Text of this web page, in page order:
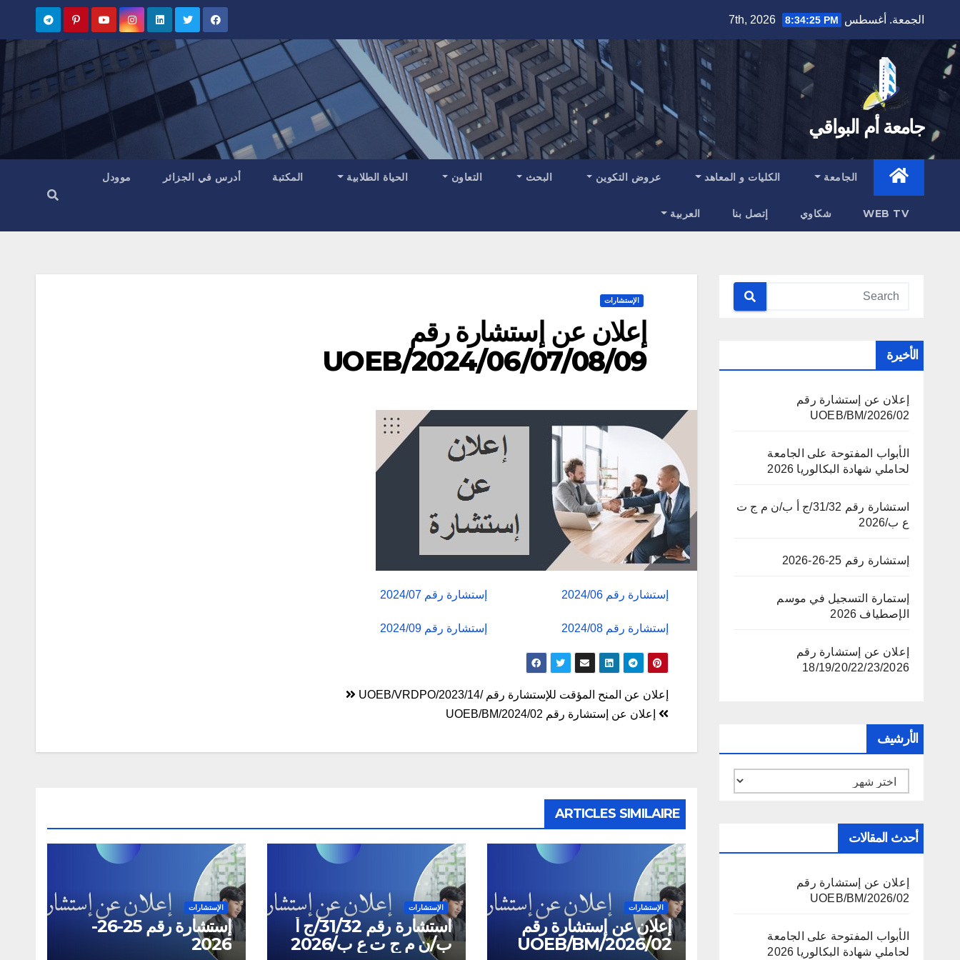
content
الجمعة. أغسطس 7th, 2026 8:34:26 PM
جامعة أم البواقي
الجامعة الكليات و المعاهد عروض التكوين البحث التعاون الحياة الطلابية المكتبة أدرس في الجزائر موودل
WEB TV شكاوي إتصل بنا العربية
الأخيرة
إعلان عن إستشارة رقم
02/UOEB/BM/2026
الأبواب المفتوحة على الجامعة
لحاملي شهادة البكالوريا 2026
استشارة رقم 31/32/ج أ ب/ن م ج ت
ع ب/2026
إستشارة رقم 25-26-2026
إستمارة التسجيل في موسم
الإصطياف 2026
إعلان عن إستشارة رقم
18/19/20/22/23/2026
الأرشيف
الأرشيف
أحدث المقالات
إعلان عن إستشارة رقم
02/UOEB/BM/2026
الأبواب المفتوحة على الجامعة
لحاملي شهادة البكالوريا 2026
الإستشارات
إعلان عن إستشارة رقم
06/07/08/09/UOEB/2024
إستشارة رقم 2024/06 إستشارة رقم 2024/07
إستشارة رقم 2024/08 إستشارة رقم 2024/09
تصفّح
المقالات
إعلان عن المنح المؤقت للإستشارة رقم /UOEB/VRDPO/2023/14
إعلان عن إستشارة رقم 02/UOEB/BM/2024
ARTICLES SIMILAIRE
الإستشارات
إعلان عن إستشارة رقم
02/UOEB/BM/2026
الإستشارات
استشارة رقم 31/32/ج أ
ب/ن م ج ت ع ب/2026
الإستشارات
إستشارة رقم 25-26-
2026